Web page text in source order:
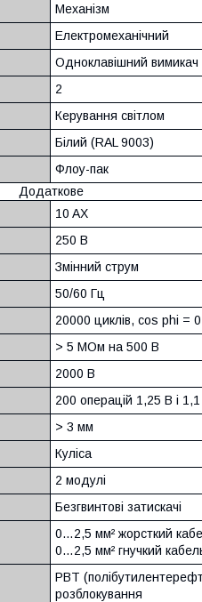
Механізм
Електромеханічний
Одноклавішний вимикач
2
Керування світлом
Білий (RAL 9003)
Флоу-пак
Додаткове
10 AX
250 В
Змінний струм
50/60 Гц
20000 циклів, cos phi =
> 5 МОм на 500 В
2000 В
200 операцій 1,25 В і
> 3 мм
Куліса
2 модулі
Безгвинтові затискачі
0…2,5 мм² жорсткий
0…2,5 мм² гнучкий
PBT
розблокування